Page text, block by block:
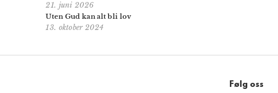
21. juni 2026
Uten Gud kan alt bli lov
13. oktober 2024
Følg oss